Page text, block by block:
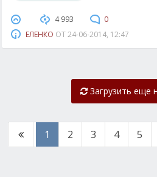
4 993
0
ЕЛЕНКО ОТ24-06-2014, 12:47
Загрузить еще
1 2 3 4 5